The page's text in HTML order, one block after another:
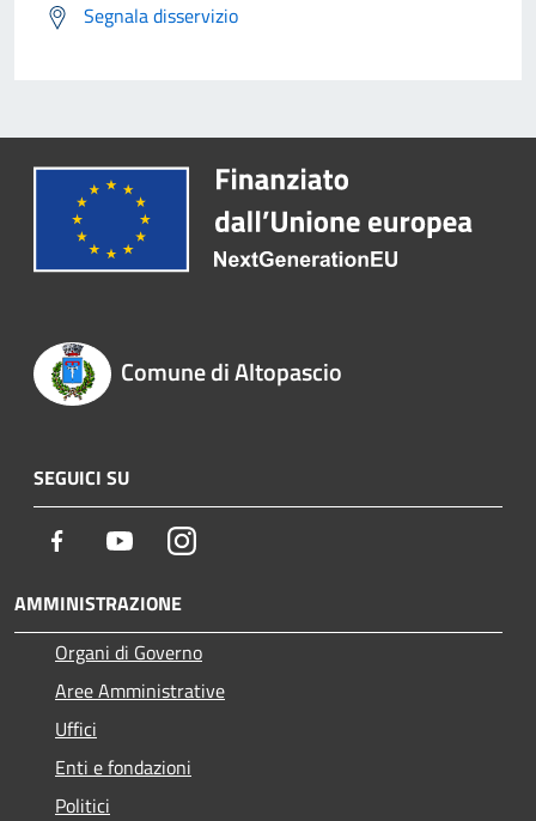
Segnala disservizio
Comune di Altopascio
SEGUICI SU
Facebook YoutubeInstagram
AMMINISTRAZIONE
Organi di Governo
Aree Amministrative
Uffici
Enti e fondazioni
Politici